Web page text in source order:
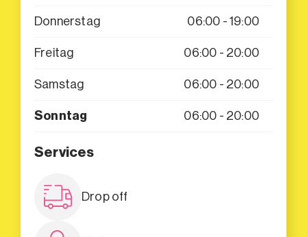
Donnerstag 06:00 - 19:00
Freitag 06:00 - 20:00
Samstag 06:00 - 20:00
Sonntag 06:00 - 20:00
Services
Drop off